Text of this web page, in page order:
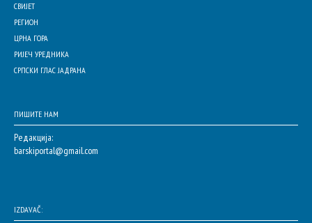
СВИЈЕТ
РЕГИОН
ЦРНА ГОРА
РИЈЕЧ УРЕДНИКА
СРПСКИ ГЛАС ЈАДРАНА
ПИШИТЕ НАМ
Редакција:
barskiportal@gmail.com
IZDAVAČ: